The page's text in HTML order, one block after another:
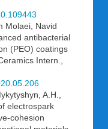
Molaei, Navid
antibacterial
(PEO) coatings
Intern.,
A.H.,
electrospark
cohesion